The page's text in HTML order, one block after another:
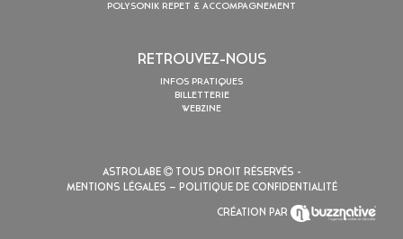
POLYSONIK REPET & ACCOMPAGNEMENT
RETROUVEZ-NOUS
INFOS PRATIQUES
BILLETTERIE
WEBZINE
ASTROLABE
TOUS DROIT RÉSERVÉS -
MENTIONS LÉGALES – POLITIQUE DE CONFIDENTIALITÉ
CRÉATION PAR